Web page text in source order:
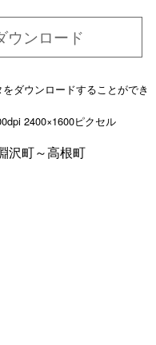
ウンロード
ダウンロードすることができ
2400×1600ピクセル
沢町～高根町